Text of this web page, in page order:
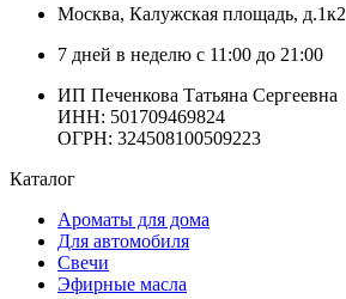
Москва, Калужская площадь, д.1к2
7 дней в неделю с 11:00 до 21:00
ИП Печенкова Татьяна Сергеевна
ИНН: 501709469824
ОГРН: 324508100509223
Каталог
Ароматы для дома
Для автомобиля
Свечи
Эфирные масла